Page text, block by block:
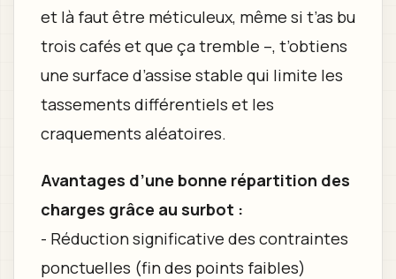
et là faut être méticuleux, même si t’as bu
trois cafés et que ça tremble –, t’obtiens
une surface d’assise stable qui limite les
tassements différentiels et les
craquements aléatoires.
Avantages d’une bonne répartition des
charges grâce au surbot :
- Réduction significative des contraintes
ponctuelles (fin des points faibles)